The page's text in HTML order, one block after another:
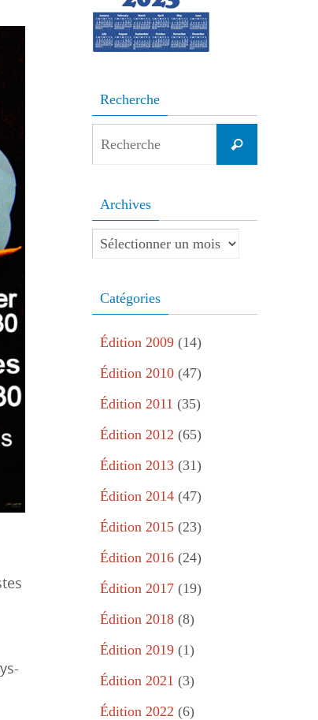
Recherche
Recherche
Archives
Archives
Catégories
Édition 2009 (14)
Édition 2010 (47)
Édition 2011 (35)
Édition 2012 (65)
Édition 2013 (31)
Édition 2014 (47)
Édition 2015 (23)
Édition 2016 (24)
Édition 2017 (19)
Édition 2018 (8)
Édition 2019 (1)
Édition 2021 (3)
Édition 2022 (6)